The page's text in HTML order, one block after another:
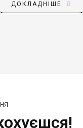
ДОКЛАДНІШЕ